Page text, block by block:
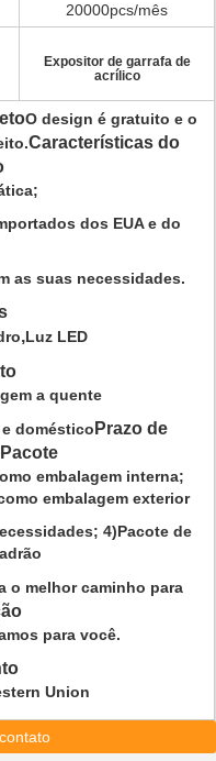
20000pcs/mês
Expositor de garrafa de
acrílico
O design é gratuito e o
Características do
dos EUA e do
as suas necessidades.
,Luz LED
a quente
doméstico Prazo de
Pacote
embalagem interna;
embalagem exterior
4)Pacote de
o melhor caminho para
para você.
Union